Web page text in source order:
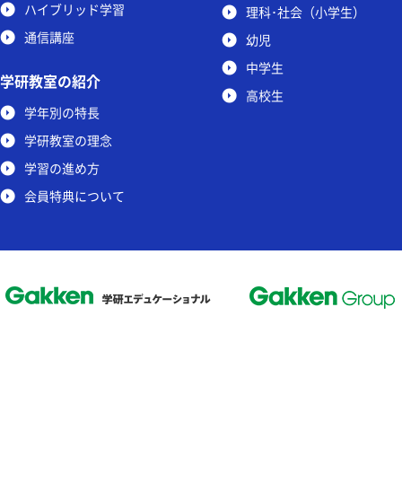
ハイブリッド学習
通信講座
学研教室の紹介
学年別の特長
学研教室の理念
学習の進め方
会員特典について
理科･社会（小学生）
幼児
中学生
高校生